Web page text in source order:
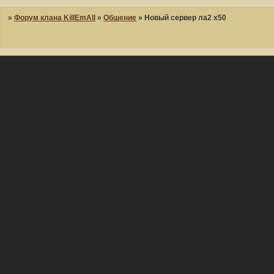
»Форум клана KillEmAll »Общение »Новый сервер ла2 х50